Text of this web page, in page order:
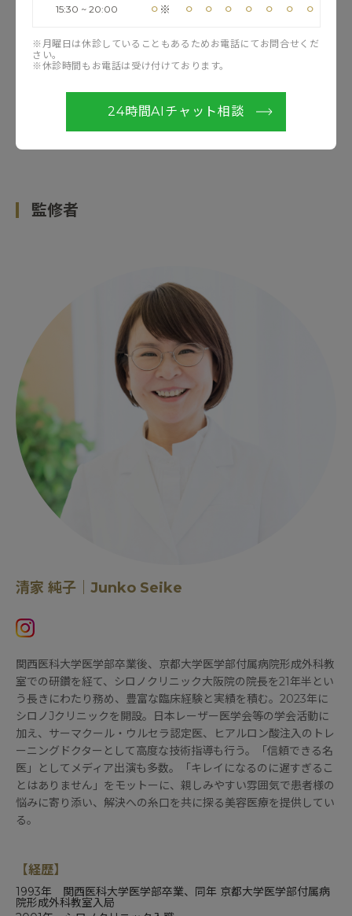
梅田の美容皮膚科
シロノJクリニック
ルトンプラザウエスト 4F
0800-222-1112
監修者
清家 純子｜Junko Seike
関西医科大学医学部卒業後、京都大学医学部付属病院形成外科教
室での研鑽を経て、シロノクリニック大阪院の院長を21年半とい
う長きにわたり務め、豊富な臨床経験と実績を積む。2023年に
シロノJクリニックを開設。日本レーザー医学会等の学会活動に
加え、サーマクール・ウルセラ認定医、ヒアルロン酸注入のトレ
ーニングドクターとして高度な技術指導も行う。「信頼できる名
医」としてメディア出演も多数。「キレイになるのに遅すぎるこ
とはありません」をモットーに、親しみやすい雰囲気で患者様の
悩みに寄り添い、解決への糸口を共に探る美容医療を提供してい
る。
【経歴】
1993年 関西医科大学医学部卒業、同年 京都大学医学部付属病
院形成外科教室入局
15:30 ~ 20:00 ⚪︎ ※ ⚪︎ ⚪︎ ⚪︎ ⚪︎ ⚪︎ ⚪︎ ⚪︎
※月曜日は休診していることもあるためお電話にてお問合せくだ
さい。
※休診時間もお電話は受け付けております。
24時間AIチャット相談